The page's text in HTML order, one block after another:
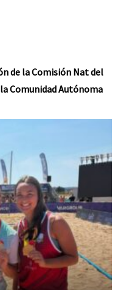
de la Comisión Nat del
Comunidad Autónoma